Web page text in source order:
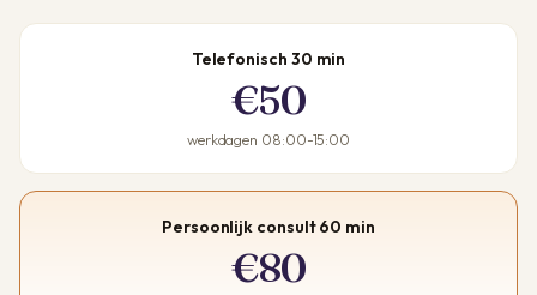
Telefonisch 30 min
€50
werkdagen 08:00-15:00
Persoonlijk consult 60 min
€80